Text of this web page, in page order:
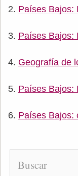
Países Bajos:
Países Bajos:
Geografía de
Países Bajos:
Países Bajos:
Buscar